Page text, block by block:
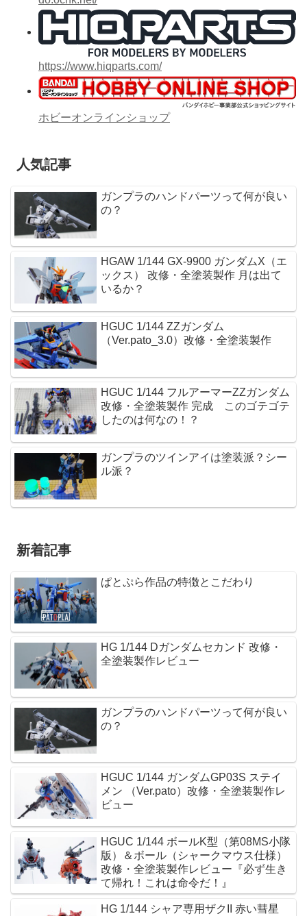
https://www.hiqparts.com/
ホビーオンラインショップ
人気記事
ガンプラのハンドパーツって何が良い
の？
HGAW 1/144 GX-9900 ガンダムX（エ
ックス） 改修・全塗装製作 月は出て
いるか？
HGUC 1/144 ZZガンダム
（Ver.pato_3.0）改修・全塗装製作
HGUC 1/144 フルアーマーZZガンダム
改修・全塗装製作 完成 このゴテゴテ
したのは何なの！？
ガンプラのツインアイは塗装派？シー
ル派？
新着記事
ぱとぷら作品の特徴とこだわり
HG 1/144 Dガンダムセカンド 改修・
全塗装製作レビュー
ガンプラのハンドパーツって何が良い
の？
HGUC 1/144 ガンダムGP03S ステイ
メン （Ver.pato）改修・全塗装製作レ
ビュー
HGUC 1/144 ボールK型（第08MS小隊
版）＆ボール（シャークマウス仕様）
改修・全塗装製作レビュー『必ず生き
て帰れ！これは命令だ！』
HG 1/144 シャア専用ザクII 赤い彗星